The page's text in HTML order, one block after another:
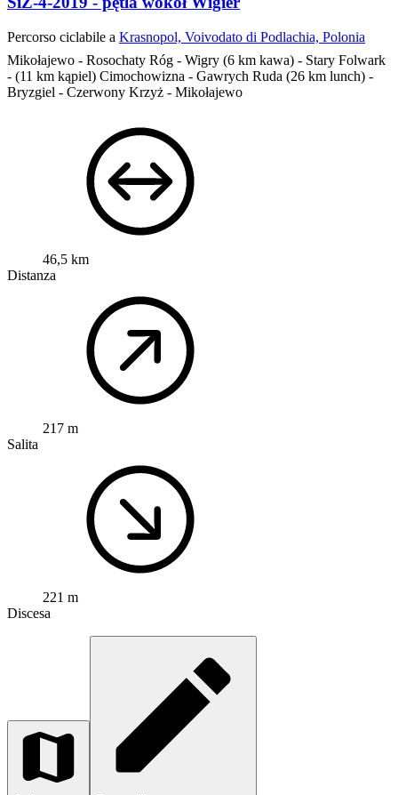
Percorso ciclabile a Krasnopol, Voivodato di Podlachia, Polonia
Mikołajewo - Rosochaty Róg - Wigry (6 km kawa) - Stary Folwark
- (11 km kąpiel) Cimochowizna - Gawrych Ruda (26 km lunch) -
Bryzgiel - Czerwony Krzyż - Mikołajewo
46,5 km
Distanza
217 m
Salita
221 m
Discesa